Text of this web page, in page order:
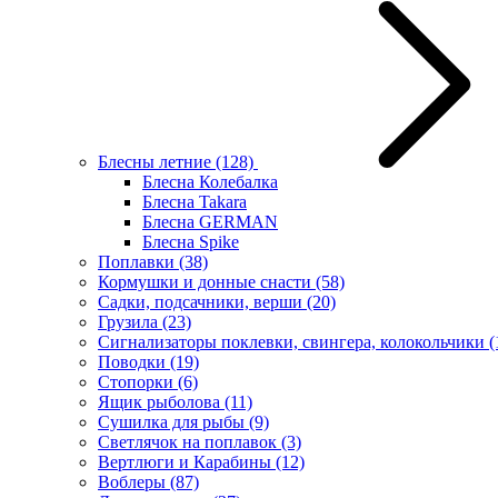
Блесны летние (128)
Блесна Колебалка
Блесна Takara
Блесна GERMAN
Блесна Spike
Поплавки (38)
Кормушки и донные снасти (58)
Садки, подсачники, верши (20)
Грузила (23)
Сигнализаторы поклевки, свингера, колокольчики
Поводки (19)
Стопорки (6)
Ящик рыболова (11)
Сушилка для рыбы (9)
Светлячок на поплавок (3)
Вертлюги и Карабины (12)
Воблеры (87)